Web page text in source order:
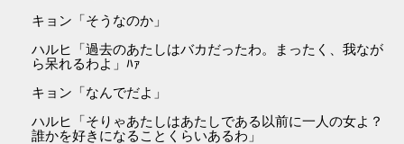
キョン「そうなのか」
ハルヒ「過去のあたしはバカだったわ。まったく、我なが
ら呆れるわよ」ﾊｧ
キョン「なんでだよ」
ハルヒ「そりゃあたしはあたしである以前に一人の女よ？
誰かを好きになることくらいあるわ」